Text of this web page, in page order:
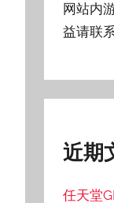
网站内
益请联
近期
任天堂